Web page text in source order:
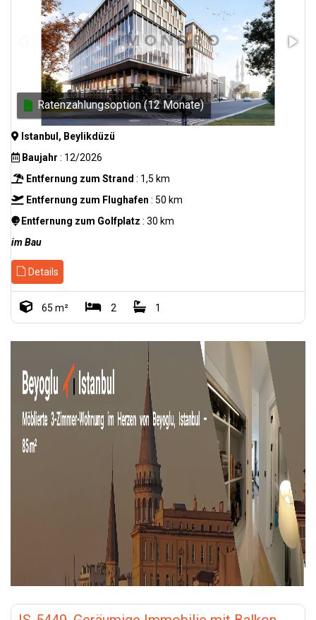
Ratenzahlungsoption (12 Monate)
Istanbul, Beylikdüzü
Baujahr : 12/2026
Entfernung zum Strand : 1,5 km
Entfernung zum Flughafen : 50 km
Entfernung zum Golfplatz : 30 km
im Bau
Details
65 m² 2 1